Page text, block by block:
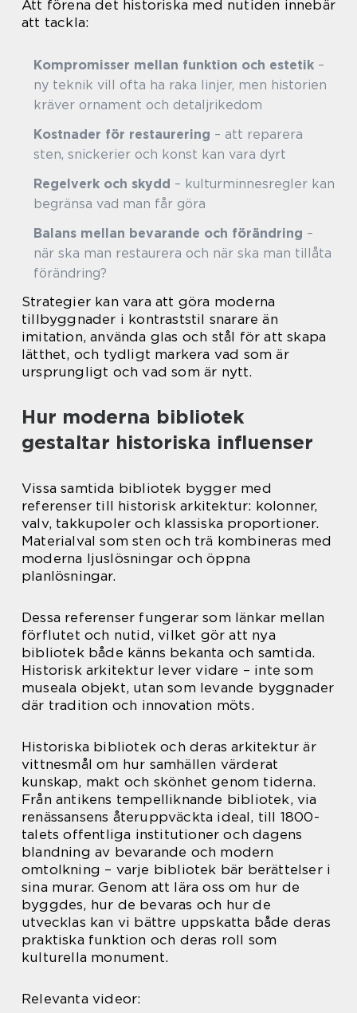
Att förena det historiska med nutiden innebär
att tackla:
Kompromisser mellan funktion och estetik –
ny teknik vill ofta ha raka linjer, men historien
kräver ornament och detaljrikedom
Kostnader för restaurering – att reparera
sten, snickerier och konst kan vara dyrt
Regelverk och skydd – kulturminnesregler kan
begränsa vad man får göra
Balans mellan bevarande och förändring –
när ska man restaurera och när ska man tillåta
förändring?
Strategier kan vara att göra moderna
tillbyggnader i kontraststil snarare än
imitation, använda glas och stål för att skapa
lätthet, och tydligt markera vad som är
ursprungligt och vad som är nytt.
Hur moderna bibliotek
gestaltar historiska influenser
Vissa samtida bibliotek bygger med
referenser till historisk arkitektur: kolonner,
valv, takkupoler och klassiska proportioner.
Materialval som sten och trä kombineras med
moderna ljuslösningar och öppna
planlösningar.
Dessa referenser fungerar som länkar mellan
förflutet och nutid, vilket gör att nya
bibliotek både känns bekanta och samtida.
Historisk arkitektur lever vidare – inte som
museala objekt, utan som levande byggnader
där tradition och innovation möts.
Historiska bibliotek och deras arkitektur är
vittnesmål om hur samhällen värderat
kunskap, makt och skönhet genom tiderna.
Från antikens tempelliknande bibliotek, via
renässansens återuppväckta ideal, till 1800-
talets offentliga institutioner och dagens
blandning av bevarande och modern
omtolkning – varje bibliotek bär berättelser i
sina murar. Genom att lära oss om hur de
byggdes, hur de bevaras och hur de
utvecklas kan vi bättre uppskatta både deras
praktiska funktion och deras roll som
kulturella monument.
Relevanta videor: